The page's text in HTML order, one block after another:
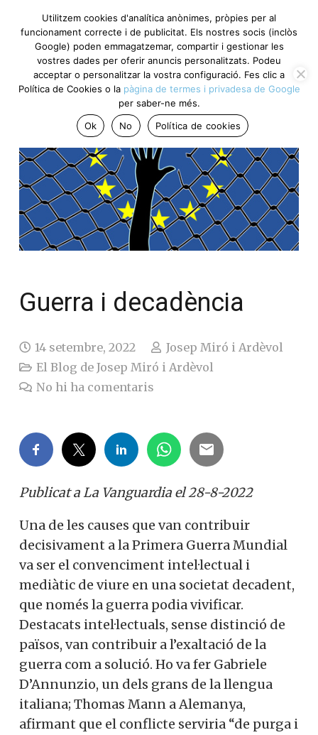
Guerra i decadència
14 setembre, 2022
Josep Miró i Ardèvol
El Blog de Josep Miró i Ardèvol
No hi ha comentaris
Publicat a La Vanguardia el 28-8-2022
Una de les causes que van contribuir
decisivament a la Primera Guerra Mundial
va ser el convenciment intel·lectual i
mediàtic de viure en una societat decadent,
que només la guerra podia vivificar.
Destacats intel·lectuals, sense distinció de
països, van contribuir a l’exaltació de la
guerra com a solució. Ho va fer Gabriele
D’Annunzio, un dels grans de la llengua
italiana; Thomas Mann a Alemanya,
afirmant que el conflicte serviria “de purga i
Utilitzem cookies d'analítica anònimes, pròpies per al
funcionament correcte i de publicitat. Els nostres socis (inclòs
Google) poden emmagatzemar, compartir i gestionar les
vostres dades per oferir anuncis personalitzats. Podeu
acceptar o personalitzar la vostra configuració. Fes clic a
Política de Cookies o la pàgina de termes i privadesa de Google
per saber-ne més.
Ok
No Política de cookies